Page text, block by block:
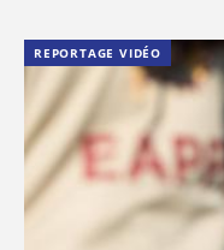
REPORTAGE VIDÉO